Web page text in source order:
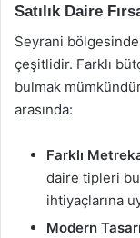
Satılık Daire
Seyrani
çeşitlidir. Farklı
bulmak
arasında:
Farklı
daire tipleri
ihtiyaçlarına
Modern